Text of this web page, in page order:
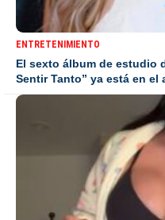
ENTRETENIMIENTO
El sexto álbum de estudio
Sentir Tanto” ya está en el